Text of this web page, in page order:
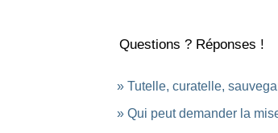
Questions ? Réponses !
Tutelle, curatelle,
Qui peut demander la